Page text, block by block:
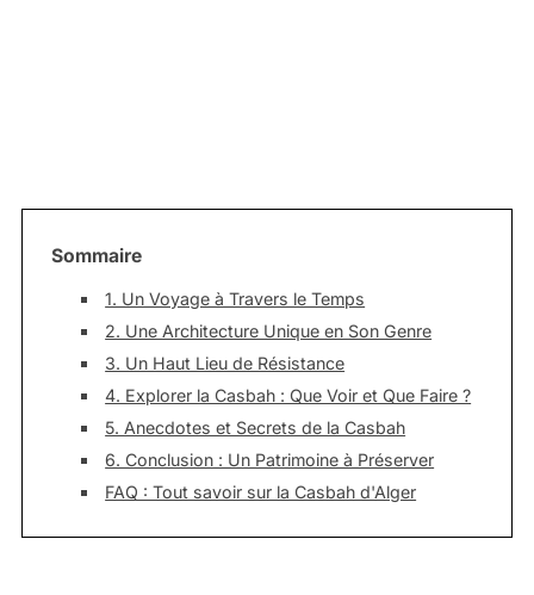
Sommaire
1. Un Voyage à Travers le Temps
2. Une Architecture Unique en Son Genre
3. Un Haut Lieu de Résistance
4. Explorer la Casbah : Que Voir et Que Faire ?
5. Anecdotes et Secrets de la Casbah
6. Conclusion : Un Patrimoine à Préserver
FAQ : Tout savoir sur la Casbah d'Alger